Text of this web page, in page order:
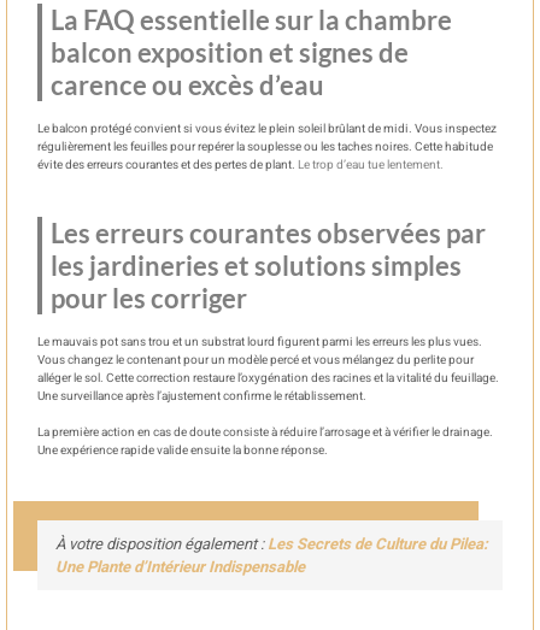
La FAQ essentielle sur la chambre
balcon exposition et signes de
carence ou excès d’eau
Le balcon protégé convient si vous évitez le plein soleil brûlant de midi. Vous inspectez
régulièrement les feuilles pour repérer la souplesse ou les taches noires. Cette habitude
évite des erreurs courantes et des pertes de plant. Le trop d’eau tue lentement.
Les erreurs courantes observées par
les jardineries et solutions simples
pour les corriger
Le mauvais pot sans trou et un substrat lourd figurent parmi les erreurs les plus vues.
Vous changez le contenant pour un modèle percé et vous mélangez du perlite pour
alléger le sol. Cette correction restaure l’oxygénation des racines et la vitalité du feuillage.
Une surveillance après l’ajustement confirme le rétablissement.
La première action en cas de doute consiste à réduire l’arrosage et à vérifier le drainage.
Une expérience rapide valide ensuite la bonne réponse.
À votre disposition également :Les Secrets de Culture du Pilea:
Une Plante d’Intérieur Indispensable